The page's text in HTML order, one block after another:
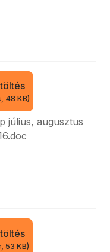
48 KB)
július, augusztus
53 KB)